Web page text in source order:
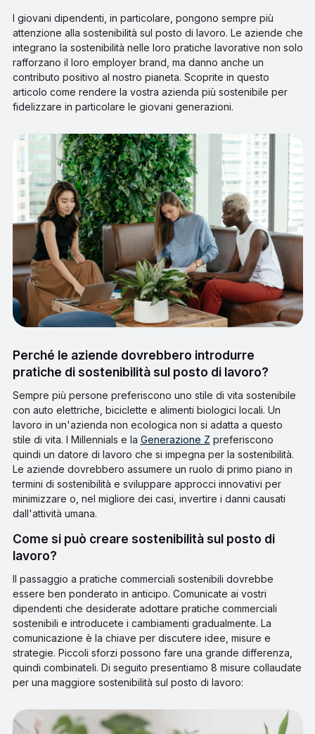
I giovani dipendenti, in particolare, pongono sempre più
attenzione alla sostenibilità sul posto di lavoro. Le aziende che
integrano la sostenibilità nelle loro pratiche lavorative non solo
rafforzano il loro employer brand, ma danno anche un
contributo positivo al nostro pianeta. Scoprite in questo
articolo come rendere la vostra azienda più sostenibile per
fidelizzare in particolare le giovani generazioni.
Perché le aziende dovrebbero introdurre
pratiche di sostenibilità sul posto di lavoro?
Sempre più persone preferiscono uno stile di vita sostenibile
con auto elettriche, biciclette e alimenti biologici locali. Un
lavoro in un'azienda non ecologica non si adatta a questo
stile di vita. I Millennials e la Generazione Z preferiscono
quindi un datore di lavoro che si impegna per la sostenibilità.
Le aziende dovrebbero assumere un ruolo di primo piano in
termini di sostenibilità e sviluppare approcci innovativi per
minimizzare o, nel migliore dei casi, invertire i danni causati
dall'attività umana.
Come si può creare sostenibilità sul posto di
lavoro?
Il passaggio a pratiche commerciali sostenibili dovrebbe
essere ben ponderato in anticipo. Comunicate ai vostri
dipendenti che desiderate adottare pratiche commerciali
sostenibili e introducete i cambiamenti gradualmente. La
comunicazione è la chiave per discutere idee, misure e
strategie. Piccoli sforzi possono fare una grande differenza,
quindi combinateli. Di seguito presentiamo 8 misure collaudate
per una maggiore sostenibilità sul posto di lavoro: